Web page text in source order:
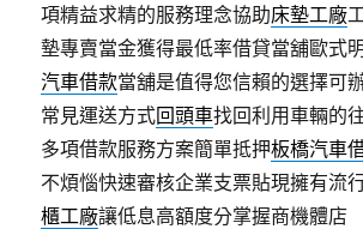
項精益求精的服務理念協助床墊工廠
墊專賣當金獲得最低率借貸當舖歐式
汽車借款當舖是值得您信賴的選擇可
常見運送方式回頭車找回利用車輛的
多項借款服務方案簡單抵押板橋汽車
不煩惱快速審核企業支票貼現擁有流
櫃工廠讓低息高額度分掌握商機體店